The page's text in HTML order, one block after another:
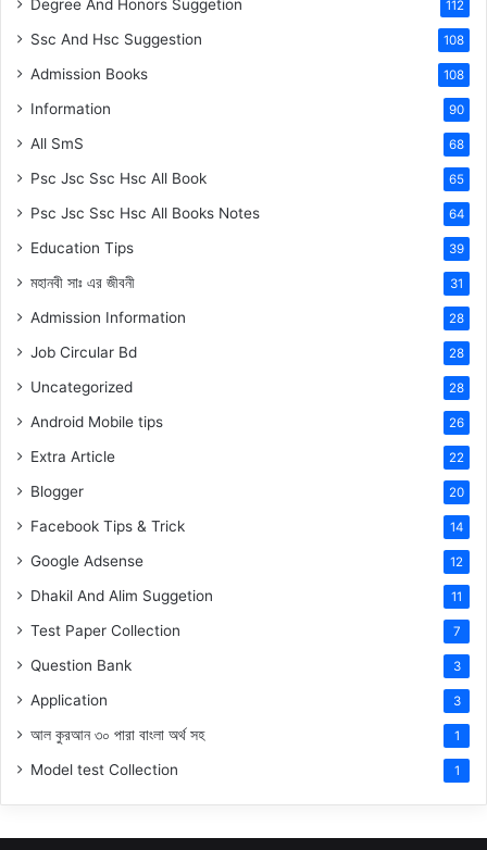
Degree And Honors Suggetion 112
Ssc And Hsc Suggestion 108
Admission Books 108
Information 90
All SmS 68
Psc Jsc Ssc Hsc All Book 65
Psc Jsc Ssc Hsc All Books Notes 64
Education Tips 39
মহানবী সাঃ এর জীবনী 31
Admission Information 28
Job Circular Bd 28
Uncategorized 28
Android Mobile tips 26
Extra Article 22
Blogger 20
Facebook Tips & Trick 14
Google Adsense 12
Dhakil And Alim Suggetion 11
Test Paper Collection 7
Question Bank 3
Application 3
আল কুরআন ৩০ পারা বাংলা অর্থ সহ 1
Model test Collection 1